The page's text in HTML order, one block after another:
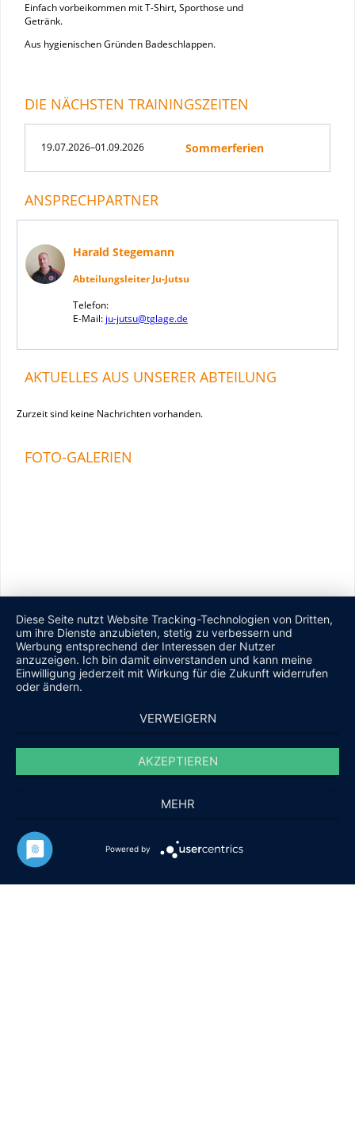
Einfach vorbeikommen mit T-Shirt, Sporthose und
Getränk.
Aus hygienischen Gründen Badeschlappen.
DIE NÄCHSTEN TRAININGSZEITEN
19.07.2026–01.09.2026 Sommerferien
ANSPRECHPARTNER
Harald Stegemann
Abteilungsleiter Ju-Jutsu
Telefon:
E-Mail: ju-jutsu@tglage.de
AKTUELLES AUS UNSERER ABTEILUNG
Zurzeit sind keine Nachrichten vorhanden.
FOTO-GALERIEN
Diese Seite nutzt Website Tracking-Technologien von Dritten,
um ihre Dienste anzubieten, stetig zu verbessern und
Werbung entsprechend der Interessen der Nutzer
anzuzeigen. Ich bin damit einverstanden und kann meine
Einwilligung jederzeit mit Wirkung für die Zukunft widerrufen
oder ändern.
VERWEIGERN
AKZEPTIEREN
MEHR
Powered by